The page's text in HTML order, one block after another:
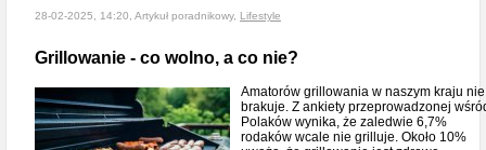
28-02-2025, 14:20, Artykuł poradnikowy, Lifestyle
Grillowanie - co wolno, a co nie?
Amatorów grillowania w naszym kraju nie
brakuje. Z ankiety przeprowadzonej
Polaków wynika, że zaledwie 6,7%
rodaków wcale nie grilluje. Około 10%